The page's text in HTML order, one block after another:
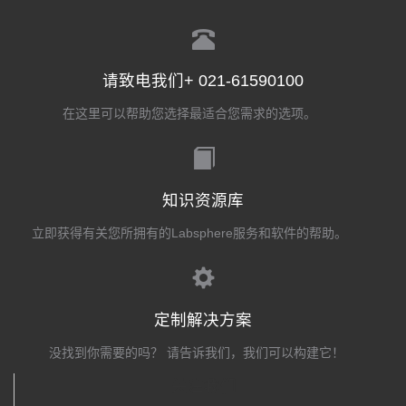
请致电我们+ 021-61590100
在这里可以帮助您选择最适合您需求的选项。
知识资源库
立即获得有关您所拥有的Labsphere服务和软件的帮助。
定制解决方案
没找到你需要的吗？ 请告诉我们，我们可以构建它！